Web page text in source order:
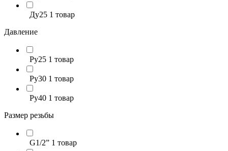
Ду25 1 товар
Давление
Ру25 1 товар
Ру30 1 товар
Ру40 1 товар
Размер резьбы
G1/2” 1 товар